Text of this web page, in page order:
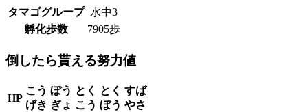
タマゴグループ 水中3
孵化歩数
7905歩
倒したら貰える努力値
HP
こう
げき
ぼう
ぎょ
とく
こう
とく
ぼう
すば
やさ